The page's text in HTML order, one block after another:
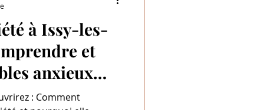
à Issy-les-
et
anxieux